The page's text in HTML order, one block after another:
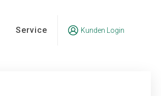
Service Kunden Login